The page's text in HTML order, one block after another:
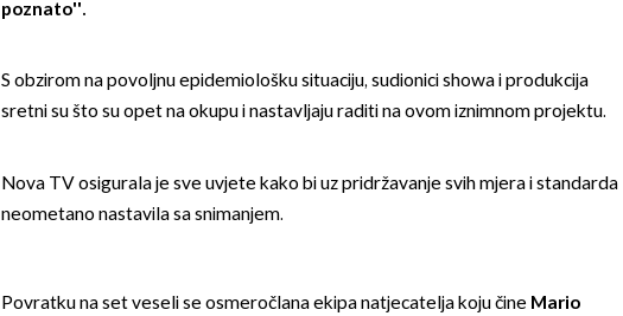
poznato''.
S obzirom na povoljnu epidemiološku situaciju, sudionici showa i produkcija
sretni su što su opet na okupu i nastavljaju raditi na ovom iznimnom projektu.
Nova TV osigurala je sve uvjete kako bi uz pridržavanje svih mjera i standarda
neometano nastavila sa snimanjem.
Povratku na set veseli se osmeročlana ekipa natjecatelja koju čine Mario
OMOGUĆI OBAVIJESTI